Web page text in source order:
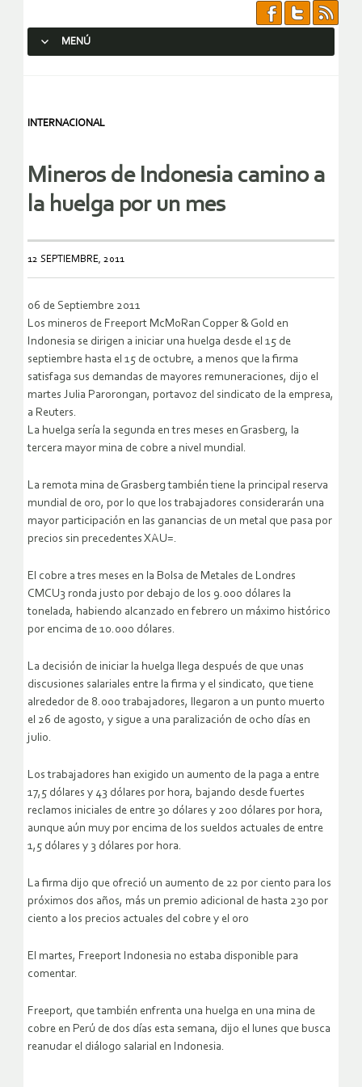
MENÚ
INTERNACIONAL
Mineros de Indonesia camino a
la huelga por un mes
12 SEPTIEMBRE, 2011
06 de Septiembre 2011
Los mineros de Freeport McMoRan Copper & Gold en
Indonesia se dirigen a iniciar una huelga desde el 15 de
septiembre hasta el 15 de octubre, a menos que la firma
satisfaga sus demandas de mayores remuneraciones, dijo el
martes Julia Parorongan, portavoz del sindicato de la empresa,
a Reuters.
La huelga sería la segunda en tres meses en Grasberg, la
tercera mayor mina de cobre a nivel mundial.
La remota mina de Grasberg también tiene la principal reserva
mundial de oro, por lo que los trabajadores considerarán una
mayor participación en las ganancias de un metal que pasa por
precios sin precedentes XAU=.
El cobre a tres meses en la Bolsa de Metales de Londres
CMCU3 ronda justo por debajo de los 9.000 dólares la
tonelada, habiendo alcanzado en febrero un máximo histórico
por encima de 10.000 dólares.
La decisión de iniciar la huelga llega después de que unas
discusiones salariales entre la firma y el sindicato, que tiene
alrededor de 8.000 trabajadores, llegaron a un punto muerto
el 26 de agosto, y sigue a una paralización de ocho días en
julio.
Los trabajadores han exigido un aumento de la paga a entre
17,5 dólares y 43 dólares por hora, bajando desde fuertes
reclamos iniciales de entre 30 dólares y 200 dólares por hora,
aunque aún muy por encima de los sueldos actuales de entre
1,5 dólares y 3 dólares por hora.
La firma dijo que ofreció un aumento de 22 por ciento para los
próximos dos años, más un premio adicional de hasta 230 por
ciento a los precios actuales del cobre y el oro
El martes, Freeport Indonesia no estaba disponible para
comentar.
Freeport, que también enfrenta una huelga en una mina de
cobre en Perú de dos días esta semana, dijo el lunes que busca
reanudar el diálogo salarial en Indonesia.